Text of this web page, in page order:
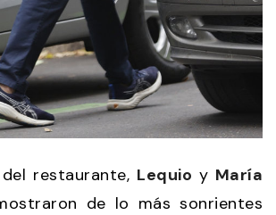
restaurante, Lequio y María
de lo más sonrientes